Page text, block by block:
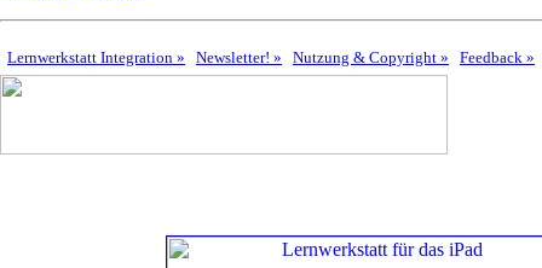
Lernwerkstatt Integration » Newsletter! » Nutzung & Copyright » Feedback »